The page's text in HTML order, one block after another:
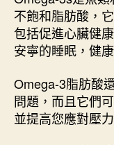
不飽和脂肪酸，
包括促進心臟健
安寧的睡眠，健
Omega-3脂肪酸
問題，而且它們
並提高您應對壓